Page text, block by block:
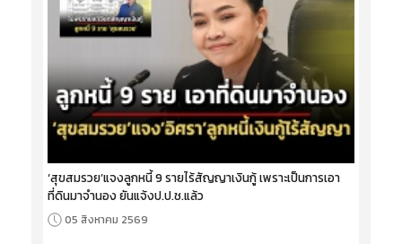
‘สุขสมรวย’แจงลูกหนี้ 9 รายไร้สัญญาเงินกู้ เพราะเป็นการเอา
ที่ดินมาจำนอง ยันแจ้งป.ป.ช.แล้ว
05 สิงหาคม 2569